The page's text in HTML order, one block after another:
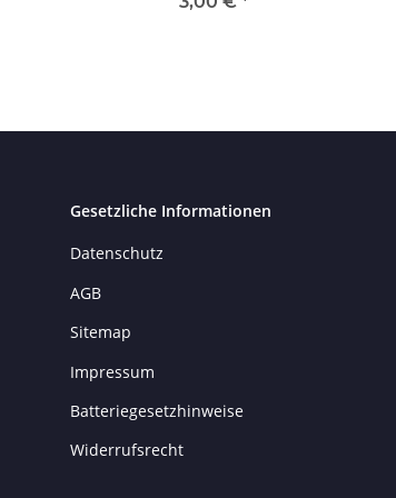
Gesetzliche Informationen
Datenschutz
AGB
Sitemap
Impressum
Batteriegesetzhinweise
Widerrufsrecht